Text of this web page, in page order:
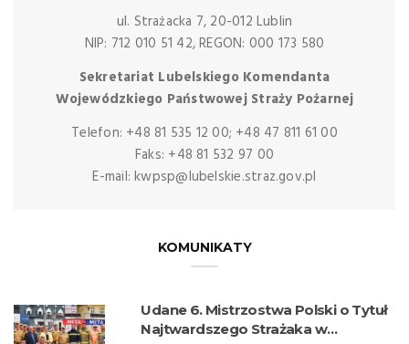
ul. Strażacka 7, 20-012 Lublin
NIP: 712 010 51 42, REGON: 000 173 580
Sekretariat Lubelskiego Komendanta
Wojewódzkiego Państwowej Straży Pożarnej
Telefon: +48 81 535 12 00; +48 47 811 61 00
Faks: +48 81 532 97 00
E-mail: kwpsp@lubelskie.straz.gov.pl
KOMUNIKATY
Udane 6. Mistrzostwa Polski o Tytuł
Najtwardszego Strażaka w